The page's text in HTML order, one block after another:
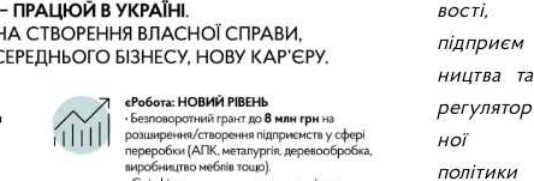
вості,
підприєм
ництва та
регулятор
ної
політики